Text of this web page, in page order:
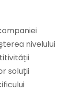
nivelului
soluții